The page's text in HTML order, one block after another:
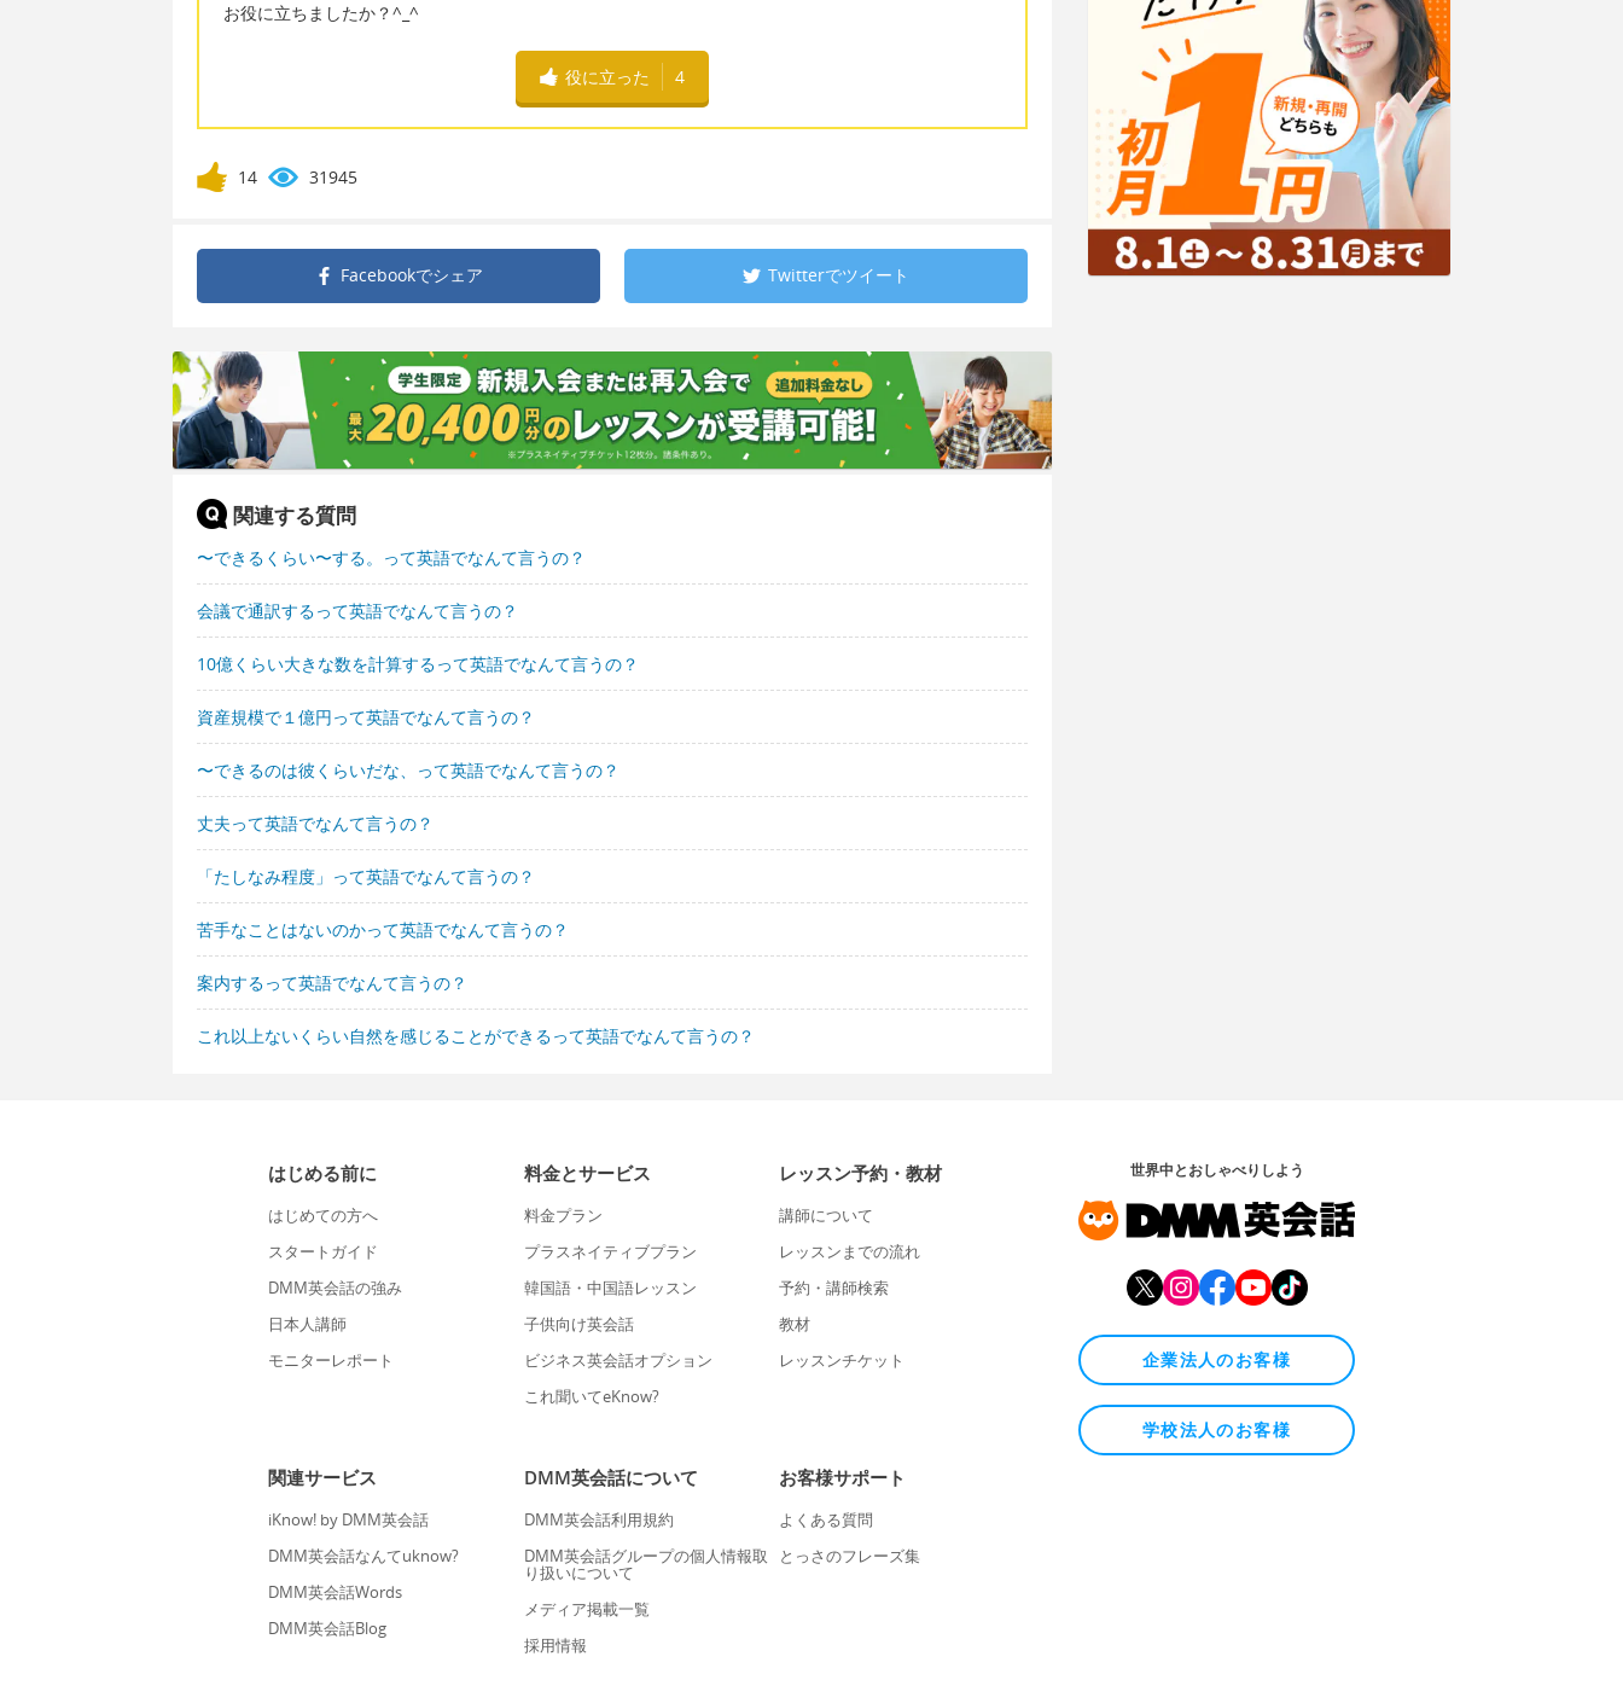
お役に立ちましたか？^_^
役に立った 4
14 31945
Facebookでシェア Twitterでツイート
関連する質問
〜できるくらい〜する。って英語でなんて言うの？
会議で通訳するって英語でなんて言うの？
10億くらい大きな数を計算するって英語でなんて言うの？
資産規模で１億円って英語でなんて言うの？
〜できるのは彼くらいだな、って英語でなんて言うの？
丈夫って英語でなんて言うの？
「たしなみ程度」って英語でなんて言うの？
苦手なことはないのかって英語でなんて言うの？
案内するって英語でなんて言うの？
これ以上ないくらい自然を感じることができるって英語でなんて言うの？
はじめる前に
はじめての方へ
スタートガイド
DMM英会話の強み
日本人講師
モニターレポート
料金とサービス
料金プラン
プラスネイティブプラン
韓国語・中国語レッスン
子供向け英会話
ビジネス英会話オプション
これ聞いてeKnow?
レッスン予約・教材
講師について
レッスンまでの流れ
予約・講師検索
教材
レッスンチケット
関連サービス
iKnow! by DMM英会話
DMM英会話なんてuknow?
DMM英会話Words
DMM英会話Blog
DMM英会話について
DMM英会話利用規約
DMM英会話グループの個人情報取
り扱いについて
メディア掲載一覧
採用情報
お客様サポート
よくある質問
とっさのフレーズ集
世界中とおしゃべりしよう
企業法人のお客様
学校法人のお客様